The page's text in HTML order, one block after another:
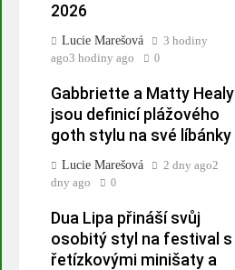
2026
Lucie Marešová
3 hodiny
ago3 hodiny ago 0
Gabbriette a Matty Healy
jsou definicí plážového
goth stylu na své líbánky
Lucie Marešová 2 dny ago2
dny ago
0
Dua Lipa přináší svůj
osobitý styl na festival s
řetízkovými minišaty a